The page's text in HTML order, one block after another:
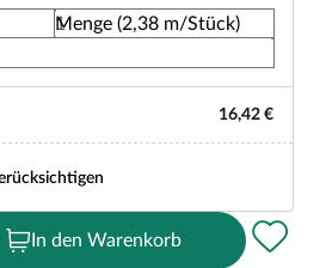
Menge (2,38 m/Stück)
16,42 €
In den Warenkorb